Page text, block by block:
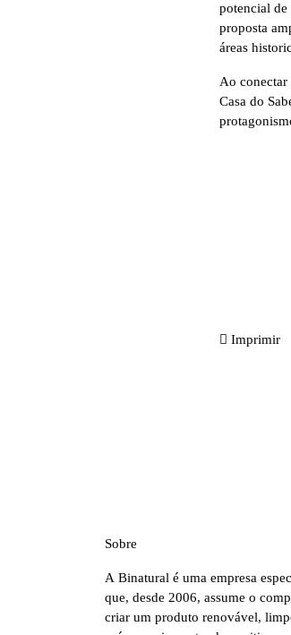
potencial de
proposta
áreas
Ao conectar
Casa do
Imprimir
Sobre
A Binatural é uma empresa
que, desde 2006, assume o
criar um produto renovável,